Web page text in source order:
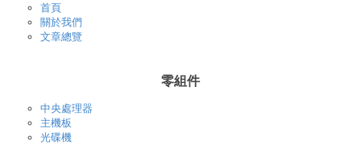
首頁
關於我們
文章總覽
零組件
中央處理器
主機板
光碟機